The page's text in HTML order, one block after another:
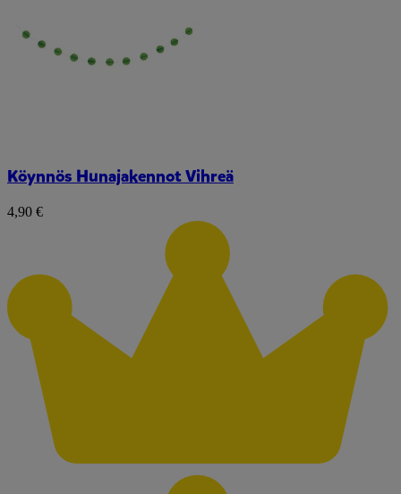
Köynnös Hunajakennot Vihreä
4,90 €